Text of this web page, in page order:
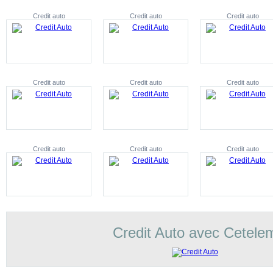
Credit auto Credit auto Credit auto
Credit auto Credit auto Credit auto
Credit auto Credit auto Credit auto
Credit Auto avec